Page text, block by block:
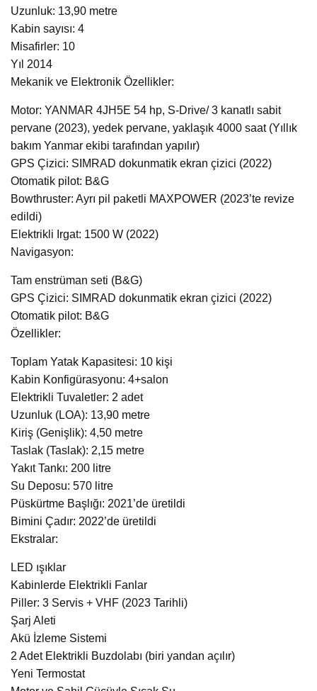
Uzunluk: 13,90 metre
Kabin sayısı: 4
Misafirler: 10
Yıl 2014
Mekanik ve Elektronik Özellikler:
Motor: YANMAR 4JH5E 54 hp, S-Drive/ 3 kanatlı sabit
pervane (2023), yedek pervane, yaklaşık 4000 saat (Yıllık
bakım Yanmar ekibi tarafından yapılır)
GPS Çizici: SIMRAD dokunmatik ekran çizici (2022)
Otomatik pilot: B&G
Bowthruster: Ayrı pil paketli MAXPOWER (2023’te revize
edildi)
Elektrikli Irgat: 1500 W (2022)
Navigasyon:
Tam enstrüman seti (B&G)
GPS Çizici: SIMRAD dokunmatik ekran çizici (2022)
Otomatik pilot: B&G
Özellikler:
Toplam Yatak Kapasitesi: 10 kişi
Kabin Konfigürasyonu: 4+salon
Elektrikli Tuvaletler: 2 adet
Uzunluk (LOA): 13,90 metre
Kiriş (Genişlik): 4,50 metre
Taslak (Taslak): 2,15 metre
Yakıt Tankı: 200 litre
Su Deposu: 570 litre
Püskürtme Başlığı: 2021’de üretildi
Bimini Çadır: 2022’de üretildi
Ekstralar:
LED ışıklar
Kabinlerde Elektrikli Fanlar
Piller: 3 Servis + VHF (2023 Tarihli)
Şarj Aleti
Akü İzleme Sistemi
2 Adet Elektrikli Buzdolabı (biri yandan açılır)
Yeni Termostat